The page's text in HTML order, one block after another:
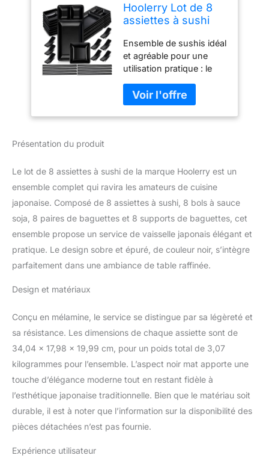
Hoolerry Lot de 8
assiettes à sushi
assiettes à sushi, 8
bols à sauce soja, 8
baguettes, 8
supports de
baguettes, service
de vaisselle
japonais, noir
Ensemble de sushis idéal
et agréable pour une
utilisation pratique : le
ensembles d'accessoires
de vaisselle à sushi, y
compris 8 assiettes à
de baguettes, suffisant
pour répondre à vos
Informations sur la taille :
chaque assiette à sushi
mesure environ 25 x 12
x 2 cm, avec 2
compartiments pour
contenir la sauce soja, la
mesure environ 7,2 x 7,8
x 2,8 cm 7 cm, la
hachette. Le support de
bâton mesure environ 7
x 2,2 x 2,2 cm, la
baguette mesure environ
24 cm de long, le service
à sushi a la bonne taille,
pratique à utiliser
Présentation du produit
Le lot de 8 assiettes à sushi de la marque Hoolerry est un
ensemble complet qui ravira les amateurs de cuisine
japonaise. Composé de 8 assiettes à sushi, 8 bols à sauce
soja, 8 paires de baguettes et 8 supports de baguettes, cet
ensemble propose un service de vaisselle japonais élégant et
pratique. Le design sobre et épuré, de couleur noir, s’intègre
parfaitement dans une ambiance de table raffinée.
Design et matériaux
Conçu en mélamine, le service se distingue par sa légèreté et
sa résistance. Les dimensions de chaque assiette sont de
34,04 x 17,98 x 19,99 cm, pour un poids total de 3,07
kilogrammes pour l’ensemble. L’aspect noir mat apporte une
touche d’élégance moderne tout en restant fidèle à
l’esthétique japonaise traditionnelle. Bien que le matériau soit
durable, il est à noter que l’information sur la disponibilité des
pièces détachées n’est pas fournie.
Expérience utilisateur